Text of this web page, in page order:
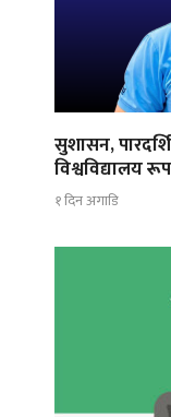
सुशासन,
विश्वविद्यालय
१ दिन अगाडि